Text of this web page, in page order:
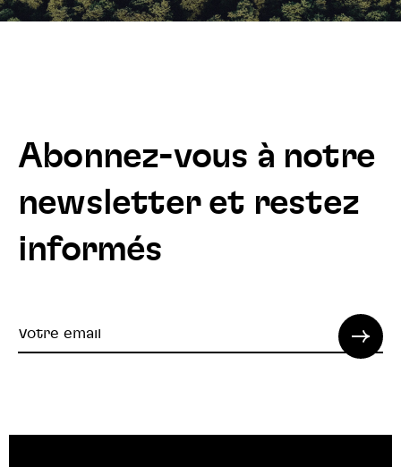
Abonnez-vous à notre
newsletter et restez
informés
Votre